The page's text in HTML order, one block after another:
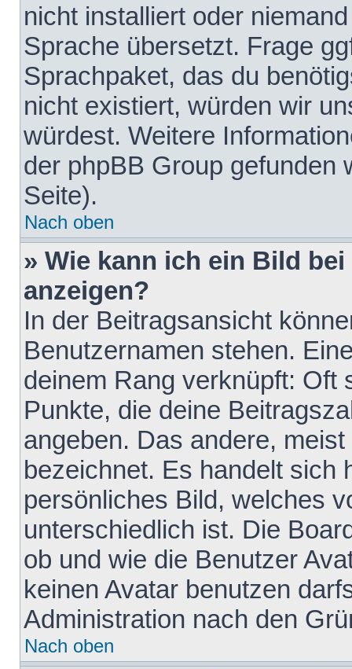
nicht installiert oder
Sprache übersetzt. Frage
Sprachpaket, das du
nicht existiert, würden wir
würdest. Weitere
der phpBB Group gefunden
Seite).
Nach oben
» Wie kann ich ein Bild
anzeigen?
In der Beitragsansicht
Benutzernamen stehen.
deinem Rang verknüpft: Oft
Punkte, die deine
angeben. Das andere,
bezeichnet. Es handelt sich
persönliches Bild, welches
unterschiedlich ist. Die
ob und wie die Benutzer
keinen Avatar benutzen
Administration nach den
Nach oben